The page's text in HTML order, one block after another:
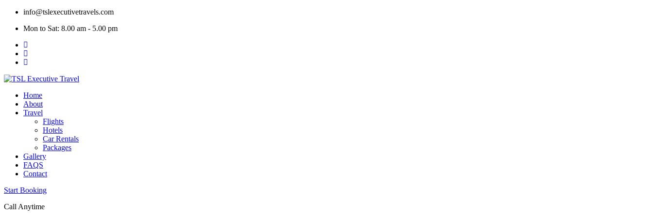
Skip
content
info@tslexecutivetravels.com
Mon to Sat: 8.00 am - 5.00 pm
Home
About
Travel
Flights
Hotels
Car Rentals
Packages
Gallery
FAQS
Contact
Start Booking
Call Anytime